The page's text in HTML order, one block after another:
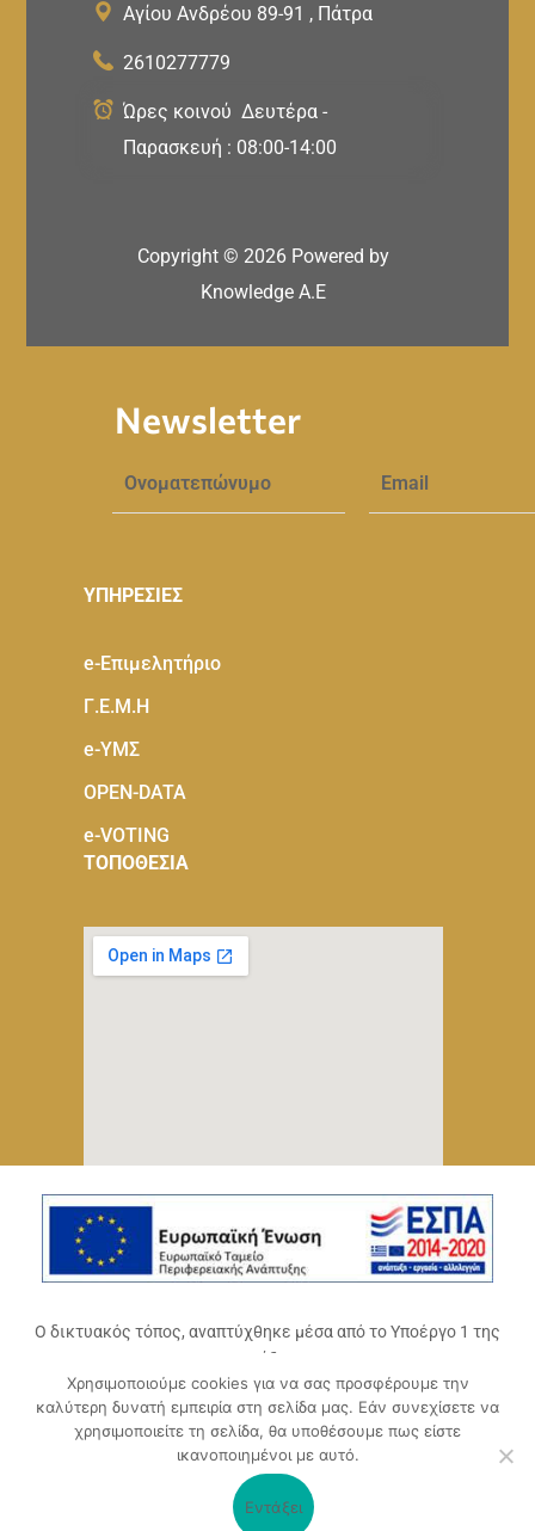
Αγίου Ανδρέου 89-91 , Πάτρα
2610277779
Ώρες κοινού Δευτέρα -
Παρασκευή : 08:00-14:00
Copyright © 2026 Powered by
Knowledge A.E
Newsletter
ΥΠΗΡΕΣΙΕΣ
e-Eπιμελητήριο
Γ.Ε.Μ.Η
e-ΥΜΣ
OPEN-DATA
e-VOTING
ΤΟΠΟΘΕΣΙΑ
Ο δικτυακός τόπος, αναπτύχθηκε μέσα από το Υποέργο 1 της
πράξης
«Ψηφιακό Οικοσύστημα Επιχειρηματικότητας του
Επιμελητηρίου Αχαΐας» (ΟΠΣ 5045300),
Επιχειρησιακό Πρόγραμμα «Δυτική Ελλάδα 2014-2020».
Συγχρηματοδοτείται από την Ευρωπαϊκή Ένωση (Ευρωπαϊκό
Ταμείο Περιφερειακής Ανάπτυξης ΕΤΠΑ) και από εθνικούς
πόρους μέσω του ΠΔΕ.
Χρησιμοποιούμε cookies για να σας προσφέρουμε την
καλύτερη δυνατή εμπειρία στη σελίδα μας. Εάν συνεχίσετε να
χρησιμοποιείτε τη σελίδα, θα υποθέσουμε πως είστε
ικανοποιημένοι με αυτό.
Εντάξει